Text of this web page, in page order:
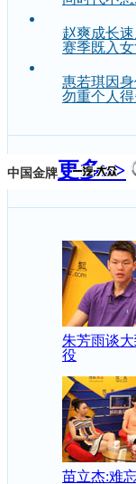
赵爽成长
赛季既入女
惠若琪因身
勿重个人得
中国金牌更多>>
朱芳雨谈大
役
苗立杰:难